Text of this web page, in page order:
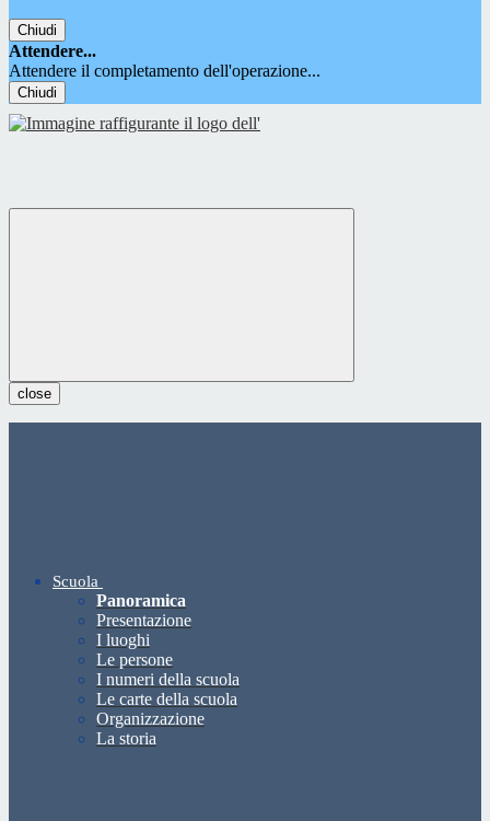
Chiudi
Attendere...
Attendere il completamento dell'operazione...
Chiudi
close
Scuola
Panoramica
Presentazione
I luoghi
Le persone
I numeri della scuola
Le carte della scuola
Organizzazione
La storia